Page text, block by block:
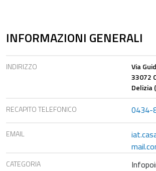
INFORMAZIONI GENERALI
INDIRIZZO
Via
33072
Delizia
RECAPITO TELEFONICO 0434-
EMAIL
CATEGORIA